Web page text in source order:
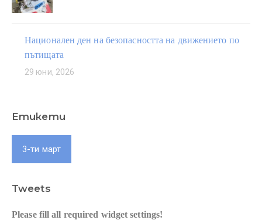
Национален ден на безопасността на движението по
пътищата
29 юни, 2026
Етикети
3-ти март
Tweets
Please fill all required widget settings!